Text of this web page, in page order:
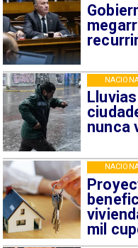
nunca
mil